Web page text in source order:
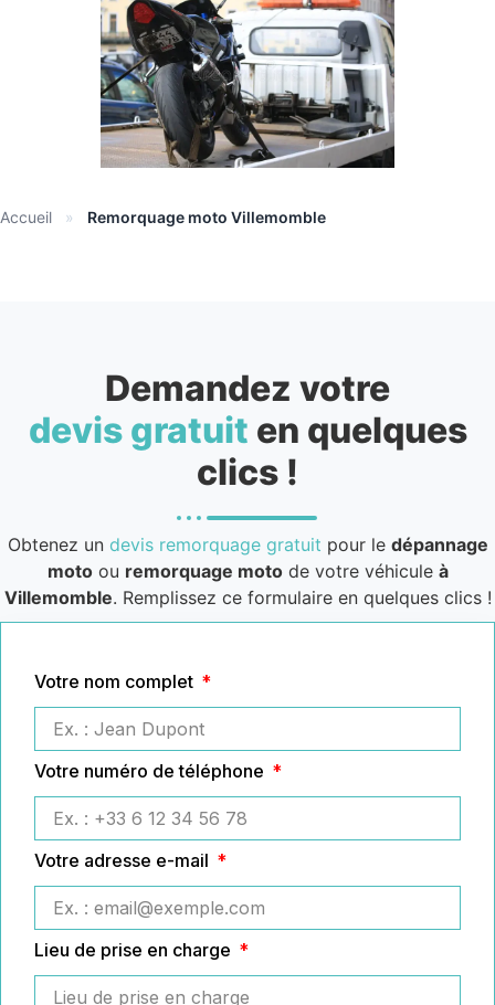
Accueil » Remorquage moto Villemomble
Demandez votre
devis gratuit en quelques
clics !
Obtenez un devis remorquage gratuit pour le dépannage
motoou remorquage motode votre véhicule à
Villemomble. Remplissez ce formulaire en quelques clics !
Votre nom complet
Votre numéro de téléphone
Votre adresse e-mail
Lieu de prise en charge